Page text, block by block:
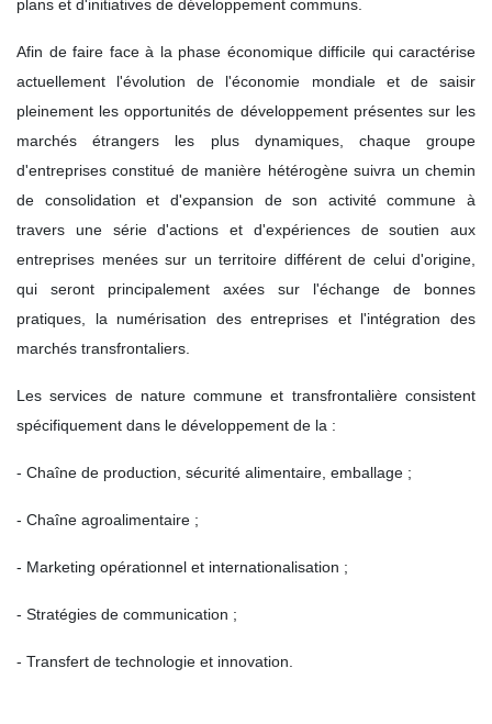
plans et d'initiatives de développement communs.
Afin de faire face à la phase économique difficile qui caractérise
actuellement l'évolution de l'économie mondiale et de saisir
pleinement les opportunités de développement présentes sur les
marchés étrangers les plus dynamiques, chaque groupe
d'entreprises constitué de manière hétérogène suivra un chemin
de consolidation et d'expansion de son activité commune à
travers une série d'actions et d'expériences de soutien aux
entreprises menées sur un territoire différent de celui d'origine,
qui seront principalement axées sur l'échange de bonnes
pratiques, la numérisation des entreprises et l'intégration des
marchés transfrontaliers.
Les services de nature commune et transfrontalière consistent
spécifiquement dans le développement de la :
- Chaîne de production, sécurité alimentaire, emballage ;
- Chaîne agroalimentaire ;
- Marketing opérationnel et internationalisation ;
- Stratégies de communication ;
- Transfert de technologie et innovation.